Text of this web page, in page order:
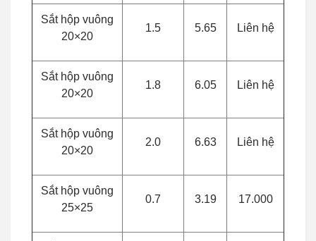
Sắt hộp vuông
20×20
1.5 5.65 Liên hệ
Sắt hộp vuông
20×20
1.8 6.05 Liên hệ
Sắt hộp vuông
20×20
2.0 6.63 Liên hệ
Sắt hộp vuông
25×25
0.7 3.19 17.000